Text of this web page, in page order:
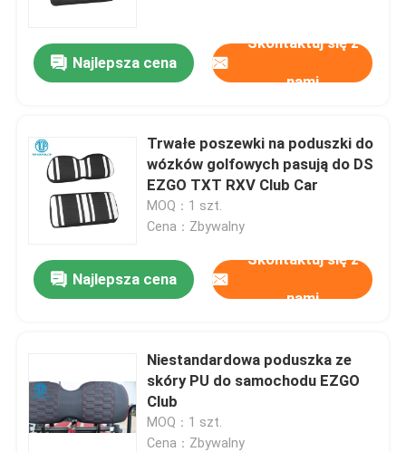
Produkty
O nas
Wycieczka po fabryce
Skontaktuj się z nami
Aktualności
Najlepsza cena
Skontaktuj się z
nami
Trwałe poszewki na poduszki do
wózków golfowych pasują do DS
EZGO TXT RXV Club Car
MOQ：1 szt.
Cena：Zbywalny
Najlepsza cena
Skontaktuj się z
nami
Niestandardowa poduszka ze
skóry PU do samochodu EZGO
Club
MOQ：1 szt.
Cena：Zbywalny